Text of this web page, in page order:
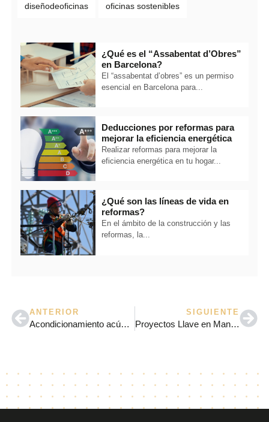
diseñodeoficinas oficinas sostenibles
¿Qué es el “Assabentat d’Obres”
en Barcelona?
El “assabentat d’obres” es un permiso
esencial en Barcelona para...
Deducciones por reformas para
mejorar la eficiencia energética
Realizar reformas para mejorar la
eficiencia energética en tu hogar...
¿Qué son las líneas de vida en
reformas?
En el ámbito de la construcción y las
reformas, la...
ANTERIOR
Acondicionamiento acústico en restaurantes: Consejos para un ambiente perfecto
SIGUIENTE
Proyectos Llave en Mano: La Solución para tus Necesidades de Construcción